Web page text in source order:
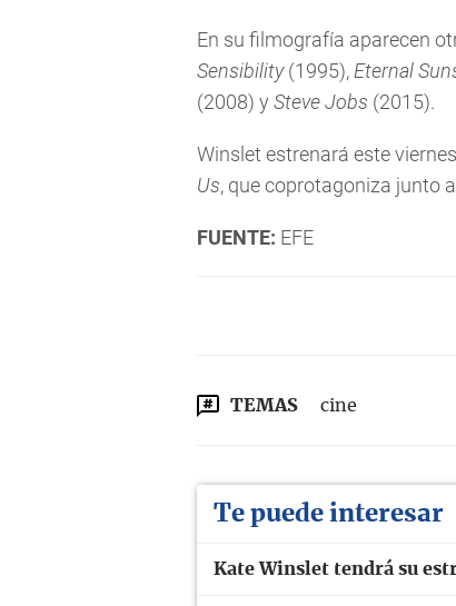
En su filmografía aparecen
Sensibility(1995), Eternal
(2008) y Steve Jobs (2015).
Winslet estrenará este
Us, que coprotagoniza junto
FUENTE: EFE
TEMAS cine
Te puede interesar
Kate Winslet tendrá su